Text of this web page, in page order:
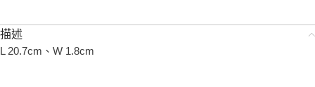
描述
L 20.7cm、W 1.8cm